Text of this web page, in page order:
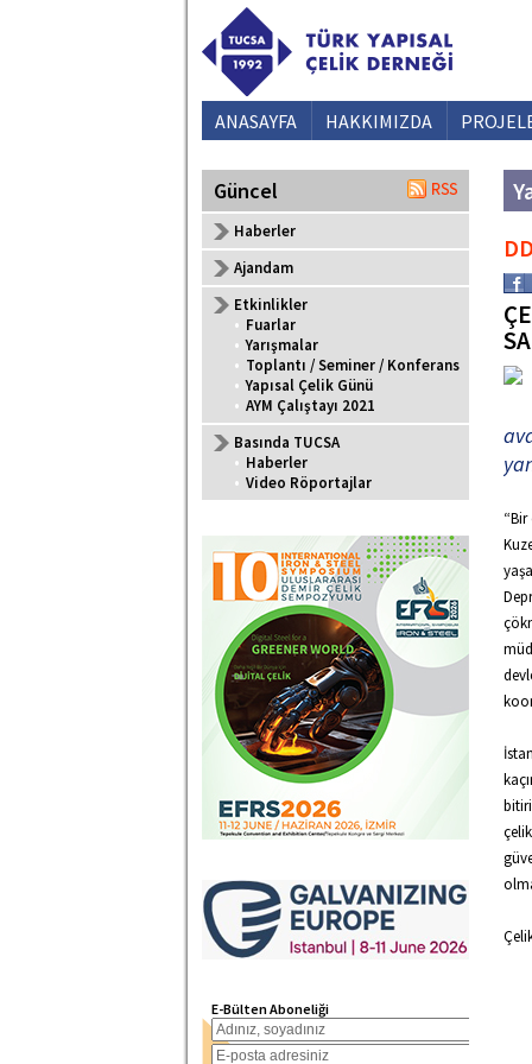
ANASAYFA HAKKIMIZDA
Güncel
Haberler
Ajandam
Etkinlikler
• Fuarlar
• Yarışmalar
• Toplantı / Seminer / Konferans
• Yapısal Çelik Günü
• AYM Çalıştayı 2021
Basında TUCSA
• Haberler
• Video Röportajlar
E-Bülten Aboneliği